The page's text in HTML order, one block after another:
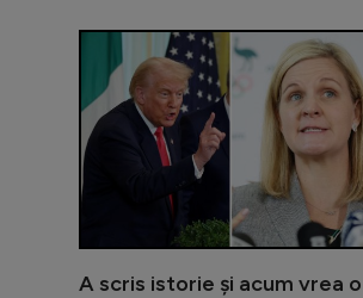
A scris istorie și acum vrea o